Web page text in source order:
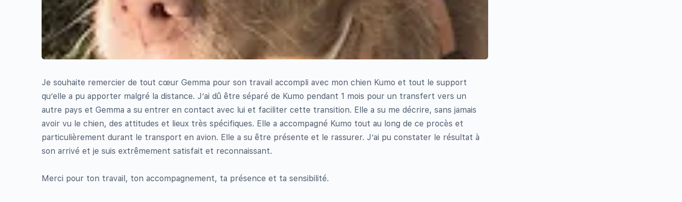
Je souhaite remercier de tout cœur Gemma pour son travail accompli avec mon chien Kumo et tout le support
qu’elle a pu apporter malgré la distance. J’ai dû être séparé de Kumo pendant 1 mois pour un transfert vers un
autre pays et Gemma a su entrer en contact avec lui et faciliter cette transition. Elle a su me décrire, sans jamais
avoir vu le chien, des attitudes et lieux très spécifiques. Elle a accompagné Kumo tout au long de ce procès et
particulièrement durant le transport en avion. Elle a su être présente et le rassurer. J’ai pu constater le résultat à
son arrivé et je suis extrêmement satisfait et reconnaissant.
Merci pour ton travail, ton accompagnement, ta présence et ta sensibilité.